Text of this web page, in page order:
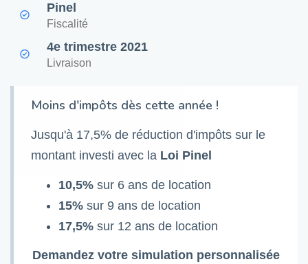
Pinel
Fiscalité
4e trimestre 2021
Livraison
Moins d'impôts dès cette année !
Jusqu'à 17,5% de réduction d'impôts sur le
montant investi avec la Loi Pinel
10,5% sur 6 ans de location
15% sur 9 ans de location
17,5% sur 12 ans de location
Demandez votre simulation personnalisée